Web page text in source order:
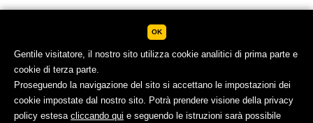
Privacy Policy
Digital business card (QR-Code)
Newsletter subscription
© 2025 ZeLIG Film - ZeLIG Gen./Soc. Coop. - VAT/Partita
OK
Gentile visitatore, il nostro sito utilizza cookie analitici di prima parte e
cookie di terza parte.
Proseguendo la navigazione del sito si accettano le impostazioni dei
cookie impostate dal nostro sito. Potrà prendere visione della privacy
policy estesa cliccando qui e seguendo le istruzioni sarà possibile